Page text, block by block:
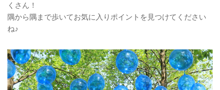
くさん！
隅から隅まで歩いてお気に入りポイントを見つけてください
ね♪